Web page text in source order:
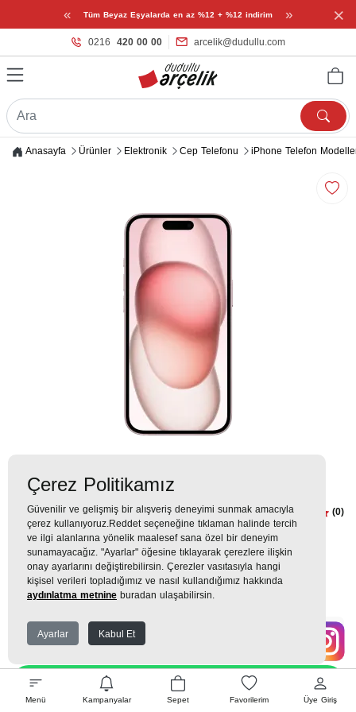
« Tüm Beyaz Eşyalarda en az %12 + %12 indirim » ×
0216 420 00 00 arcelik@dudullu.com
Menü Kampanyalar Sepet Favorilerim Üye Giriş
Anasayfa Ürünler Elektronik Cep Telefonu iPhone Telefon
iPhone 15 Plus 128GB Pembe (0)
0TL
0 TLx 9 Taksit =0 TL
EK GARANTİ
WHATSAPP SİPARİŞ
Çerez Politikamız
Güvenilir ve gelişmiş bir alışveriş deneyimi sunmak amacıyla
çerez kullanıyoruz.Reddet seçeneğine tıklaman halinde tercih
ve ilgi alanlarına yönelik maalesef sana özel bir deneyim
sunamayacağız. "Ayarlar" öğesine tıklayarak çerezlere ilişkin
onay ayarlarını değiştirebilirsin. Çerezler vasıtasıyla hangi
kişisel verileri topladığımız ve nasıl kullandığımız hakkında
aydınlatma metnine buradan ulaşabilirsin.
Ayarlar Kabul Et